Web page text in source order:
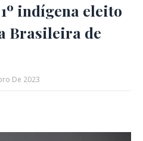
indígena eleito
Brasileira de
De 2023